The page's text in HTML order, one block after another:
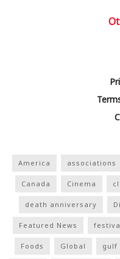
America associations
Canada Cinema
death anniversary
Featured News
Foods Global gulf